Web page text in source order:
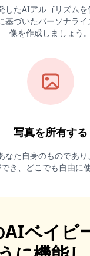
したAIアルゴリズム
基づいたパーソナラ
像を作成しましょう。
写真を所有する
なた自身のものであ
き、どこでも自由に
ベイビ